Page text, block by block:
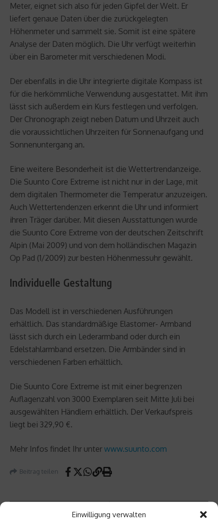
Einwilligung verwalten
Meter, eignet sich also für jeden Gipfel der Welt. Er
liefert genaue Daten über die zurückgelegten
Höhenmeter und sammelt sie. Somit ist eine spätere
Analyse der Daten möglich. Die Uhr verfügt weiterhin
über ein Barometer mit verschiedenen Modi.
Der ebenfalls in die Uhr integrierte digitale Kompass ist
für die herkömmliche Verwendung ausgestattet. Mit ihm
lässt sich außerdem ein Kurs festlegen und verfolgen.
Der Chronograph zeigt neben Datum und Uhrzeit auch
die voraussichtlichen Uhrzeiten für Sonnenaufgang und
Sonnenuntergang an.
Eine weitere Besonderheit ist die Wettertrendanzeige.
Die Suunto Core Extreme ist nicht nur in der Lage, mit
dem digitalen Thermometer die Temperatur anzuzeigen.
Auch Wettertendenzen erkennt die Uhr und informiert
ihren Träger darüber. Mit diesen Ausstattungen wurde
die Suunto Core Extreme von der deutschen Zeitschrift
Alpin (Mai 2009) und von dem holländischen Magazin
Op Pad (1/2009) zur besten Höhenmessuhr gewählt.
Individuelle Gestaltung
Das Modell ist in verschiedenen Ausführungen
erhältlich. Das standardmäßige Elastomer- Armband
lässt sich durch ein Lederarmband oder durch ein
Edelstahlarmband ersetzen. Die Armbänder sind in
verschiedenen Farben erhältlich.
Die Suunto Core Extreme ist mit einer begrenzen
Auflagenzahl von 3000 Exemplaren seit Mitte Juli bei
ausgewählten Händlern erhältlich. Der Verkaufspreis
liegt bei 329,90 €.
Mehr Infos findet Ihr unter www.suunto.com
Beitrag teilen